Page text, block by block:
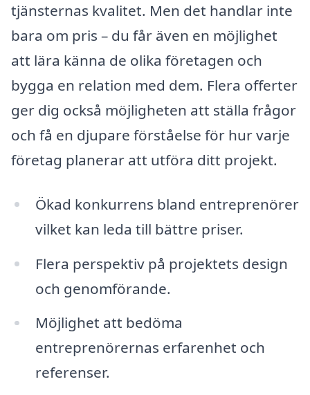
tjänsternas kvalitet. Men det handlar inte
bara om pris – du får även en möjlighet
att lära känna de olika företagen och
bygga en relation med dem. Flera offerter
ger dig också möjligheten att ställa frågor
och få en djupare förståelse för hur varje
företag planerar att utföra ditt projekt.
Ökad konkurrens bland entreprenörer
vilket kan leda till bättre priser.
Flera perspektiv på projektets design
och genomförande.
Möjlighet att bedöma
entreprenörernas erfarenhet och
referenser.